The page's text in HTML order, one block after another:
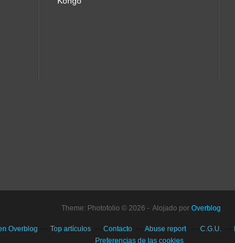
Theme: Photofolio © 2026 - Alojado por Overblog
Overblog Top artículos Contacto Abuse report C.G.U.
Preferencias de las cookies